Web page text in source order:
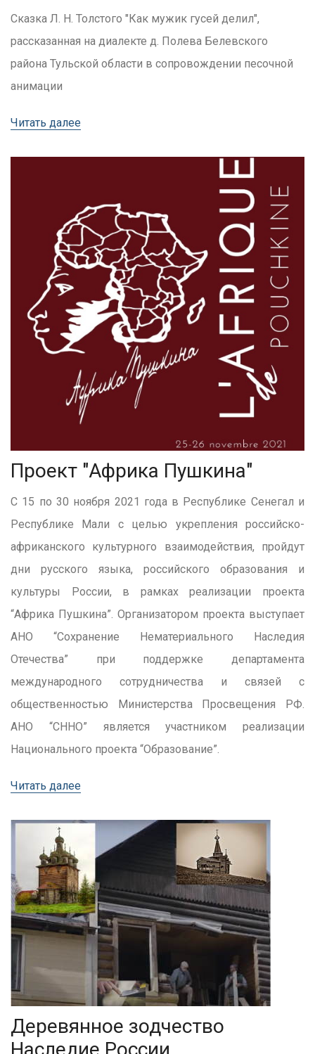
Сказка Л. Н. Толстого "Как мужик гусей делил",
рассказанная на диалекте д. Полева Белевского
района Тульской области в сопровождении песочной
анимации
Читать далее
Проект "Африка Пушкина"
С 15 по 30 ноября 2021 года в Республике Сенегал и
Республике Мали с целью укрепления российско-
африканского культурного взаимодействия, пройдут
дни русского языка, российского образования и
культуры России, в рамках реализации проекта
“Африка Пушкина”. Организатором проекта выступает
АНО “Сохранение Нематериального Наследия
Отечества” при поддержке департамента
международного сотрудничества и связей с
общественностью Министерства Просвещения РФ.
АНО “СННО” является участником реализации
Национального проекта “Образование”.
Читать далее
Деревянное зодчество